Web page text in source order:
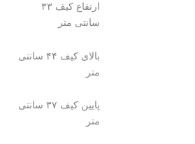
ارتفاع کیف ۳۳
بالای کیف ۴۴ سانتی
پایین کیف ۳۷ سانتی